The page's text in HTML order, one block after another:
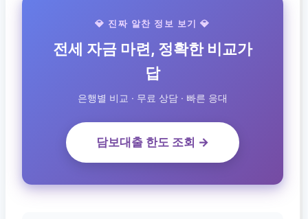
💎 진짜 알찬 정보 보기 💎
전세 자금 마련, 정확한 비교가
답
은행별 비교 · 무료 상담 · 빠른 응대
담보대출 한도 조회 →